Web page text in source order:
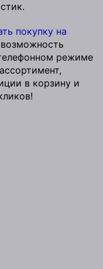
покупку на
режиме
в корзину и